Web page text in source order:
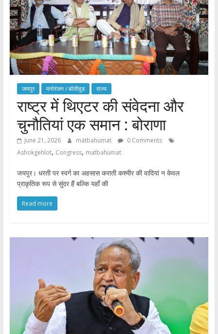
जयपुर मनोरंजन / बाॅलीवुड राज्य
राष्ट्र में थिएटर की संवेदना और
चुनौतियां एक समान : बोराणा
June 21, 2026 matbahumat
0 Comments
Ashokgehlot, Congress, matbahumat
जयपुर। धरती पर स्वर्ग का अहसास कराती कश्मीर की वादियां न केवल
प्राकृतिक रूप से सुंदर हैं बल्कि यहाँ की
Read more